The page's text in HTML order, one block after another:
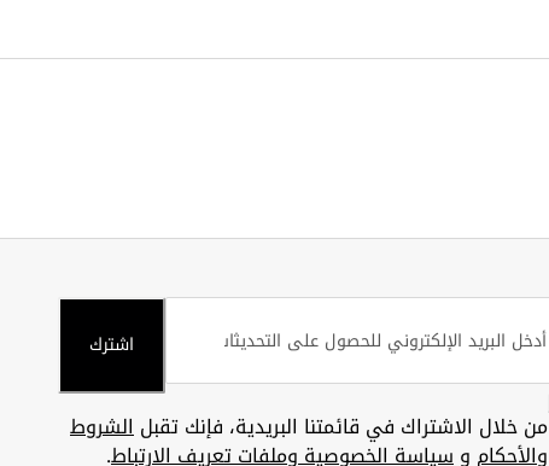
اشترك
من خلال الاشتراك في قائمتنا البريدية، فإنك تقبلالشروط
والأحكام وسياسة الخصوصية وملفات تعريف الارتباط.